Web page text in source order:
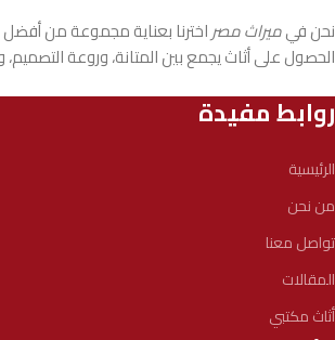
نحن فيميراث مصراخترنا بعناية مجموعة من
الحصول على أثاث يجمع بين المتانة، وروعة
روابط مفيدة
الرئيسية
من نحن
تواصل معنا
المقالات
أثاث مكتبي